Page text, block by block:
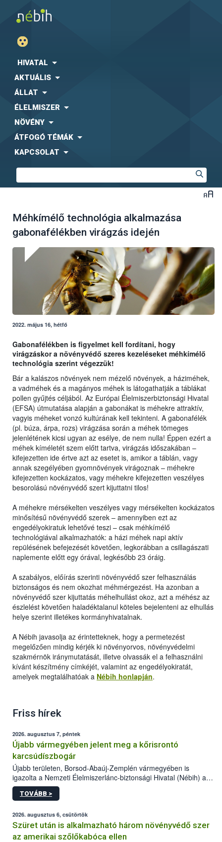
HIVATAL
AKTUÁLIS
ÁLLAT
ÉLELMISZER
NÖVÉNY
ÁTFOGÓ TÉMÁK
KAPCSOLAT
Méhkímélő technológia alkalmazása
gabonafélékben virágzás idején
2022. május 16, hétfő
Gabonafélékben is figyelmet kell fordítani, hogy
virágzáskor a növényvédő szeres kezeléseket méhkímélő
technológia szerint végezzük!
Bár a kalászos növények nem mézelő növények, a háziméhek,
a vadméhek és a magányos méhek is látogathatják a táblákat
pollen gyűjtés céljából. Az Európai Élelmiszerbiztonsági Hivatal
(EFSA) útmutatása alapján a gabonákat is méhekre attraktív,
vagyis méheket vonzó kultúrának kell tekinteni. A gabonafélék
(pl. búza, árpa, rozs) virágzása során a méhek tömeges
jelenlétének kicsi ugyan az esélye, de nem nulla! Éppen ezért a
méhek kíméletét szem előtt tartva, virágzás időszakában –
kifejezetten ide értve azt az esetet is, amikor a táblán, vagy
annak szegélyében gyomnövények virágoznak – méhekre
kifejezetten kockázatos, vagy méhekre kifejezetten veszélyes
besorolású növényvédő szert kijuttatni tilos!
A méhekre mérsékelten veszélyes vagy mérsékelten kockázatos
minősítésű növényvédő szerek – amennyiben ezt az
engedélyokiratuk lehetővé teszi – csak méhkímélő
technológiával alkalmazhatók: a házi méhek napi aktív
repülésének befejezését követően, legkorábban a csillagászati
naplemente előtt egy órával, legkésőbb 23 óráig.
A szabályos, előírás szerinti növényvédő szer felhasználás
biztonságos és nem okozhat méhmérgezést. Ha azonban a
növényvédő szer kijuttatás méhelhullást okoz, azt a méhész az
észlelést követően haladéktalanul köteles bejelenteni az elhullás
helye szerint illetékes kormányhivatalnak.
A Nébih javasolja az érintetteknek, hogy a permetezést
megelőzően mindig kérjék ki növényorvos, növényvédelmi
szakmérnök iránymutatását, illetve olvassák el a felhasználni
kívánt készítmény címkéjét, valamint az engedélyokiratát,
amelyek megtalálhatóak a Nébih honlapján.
Friss hírek
2026. augusztus 7, péntek
Újabb vármegyében jelent meg a kőrisrontó
karcsúdíszbogár
Újabb területen, Borsod-Abaúj-Zemplén vármegyében is
igazolta a Nemzeti Élelmiszerlánc-biztonsági Hivatal (Nébih) a
kőrisrontó karcsúdíszbogár (Agrilus planipennis) jelenlétét. A
kártevőt nem csak színcsapdában találták meg, de már fertőzött
az intenzív felderítést, emellett az intézkedéseket a szlovák
hatósággal is összehangolják a terjedés megállítása érdekében.
TOVÁBB >
2026. augusztus 6, csütörtök
Szüret után is alkalmazható három növényvédő szer
az amerikai szőlőkabóca ellen